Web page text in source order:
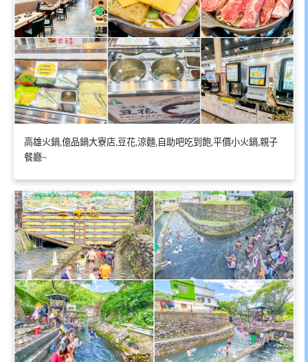
高雄火鍋,億品鍋大寮店,豆花,涼麵,自助吧吃到飽,平價小火鍋,親子
餐廳~